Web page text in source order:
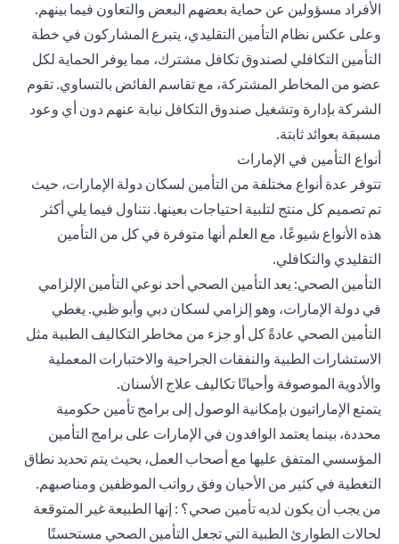
الأفراد مسؤولين عن حماية بعضهم البعض والتعاون فيما بينهم.
وعلى عكس نظام التأمين التقليدي، يتبرع المشاركون في خطة
التأمين التكافلي لصندوق تكافل مشترك، مما يوفر الحماية لكل
عضو من المخاطر المشتركة، مع تقاسم الفائض بالتساوي. تقوم
الشركة بإدارة وتشغيل صندوق التكافل نيابة عنهم دون أي وعود
مسبقة بعوائد ثابتة.
أنواع التأمين في الإمارات
تتوفر عدة أنواع مختلفة من التأمين لسكان دولة الإمارات، حيث
تم تصميم كل منتج لتلبية احتياجات بعينها. نتناول فيما يلي أكثر
هذه الأنواع شيوعًا، مع العلم أنها متوفرة في كل من التأمين
التقليدي والتكافلي.
التأمين الصحي: يعد التأمين الصحي أحد نوعي التأمين الإلزامي
في دولة الإمارات، وهو إلزامي لسكان دبي وأبو ظبي. يغطي
التأمين الصحي عادةً كل أو جزء من مخاطر التكاليف الطبية مثل
الاستشارات الطبية والنفقات الجراحية والاختبارات المعملية
والأدوية الموصوفة وأحيانًا تكاليف علاج الأسنان.
يتمتع الإماراتيون بإمكانية الوصول إلى برامج تأمين حكومية
محددة، بينما يعتمد الوافدون في الإمارات على برامج التأمين
المؤسسي المتفق عليها مع أصحاب العمل، بحيث يتم تحديد نطاق
التغطية في كثير من الأحيان وفق رواتب الموظفين ومناصبهم.
من يجب أن يكون لديه تأمين صحي؟ : إنها الطبيعة غير المتوقعة
لحالات الطوارئ الطبية التي تجعل التأمين الصحي مستحسنًا